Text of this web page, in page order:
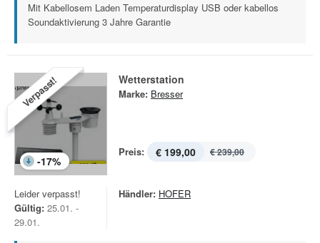
Mit Kabellosem Laden Temperaturdisplay USB oder kabellos
Soundaktivierung 3 Jahre Garantie
Verpasst!
-17%
Wetterstation
Marke: Bresser
Preis: € 199,00 € 239,00
Leider verpasst!
Gültig: 25.01. -
29.01.
Händler: HOFER